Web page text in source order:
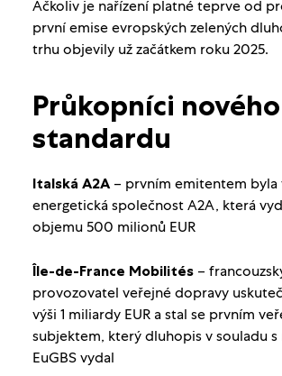
Ačkoliv je nařízení platné teprve od
první emise evropských zelených
trhu objevily už začátkem roku 2025.
Průkopníci nového
standardu
Italská A2A– prvním emitentem byla
energetická společnost A2A, která
objemu 500 milionů EUR
Île-de-France Mobilités–
provozovatel veřejné dopravy
výši 1 miliardy EUR a stal se prvním
subjektem, který dluhopis v souladu s
EuGBS vydal